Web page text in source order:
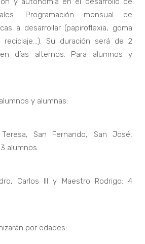
Programación mensual de
a desarrollar (papiroflexia, goma
Su duración será de 2
días alternos. Para alumnos y
y alumnas:
San Fernando, San José,
alumnos.
Carlos III y Maestro Rodrigo: 4
por edades: